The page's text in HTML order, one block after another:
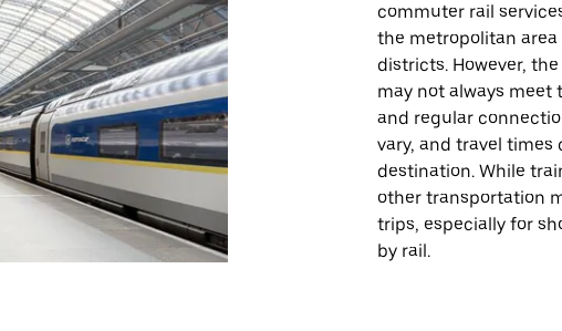
commuter rail
the metropolitan
districts. However,
may not always meet
and regular
vary, and travel
destination. While
other transportation
trips, especially for
by rail.